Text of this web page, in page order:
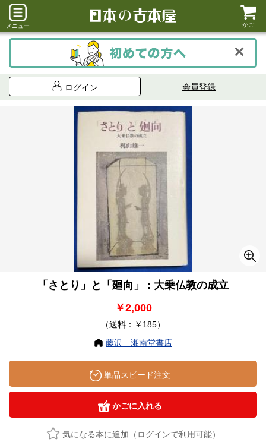
メニュー かご
ログイン 会員登録
「さとり」と「廻向」 : 大乗仏教の成立
￥2,000
（送料：￥185）
藤沢 湘南堂書店
単品スピード注文
かごに入れる
気になる本に追加（ログインで利用可能）